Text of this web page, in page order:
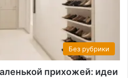
Без рубрики
прихожей: идеи